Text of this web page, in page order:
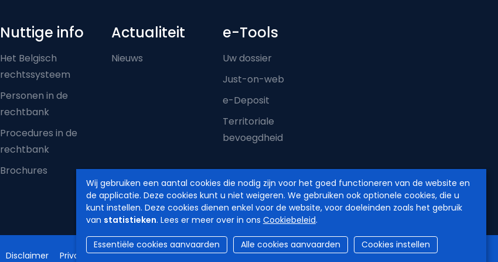
Wij gebruiken een aantal cookies die nodig zijn voor het goed functioneren van de website en
de applicatie. Deze cookies kunt u niet weigeren. We gebruiken ook optionele cookies, die u
kunt instellen. Deze cookies dienen enkel voor de website, voor doeleinden zoals het gebruik
van statistieken. Lees er meer over in ons Cookiebeleid.
Essentiële cookies aanvaarden Alle cookies aanvaarden Cookies instellen
Nuttige info
Het Belgisch
rechtssysteem
Personen in de
rechtbank
Procedures in de
rechtbank
Brochures
Actualiteit
Nieuws
e-Tools
Uw dossier
Just-on-web
e-Deposit
Territoriale
bevoegdheid
Disclaimer Privacy Cookiebeleid Toegankelijkheidsverklaring